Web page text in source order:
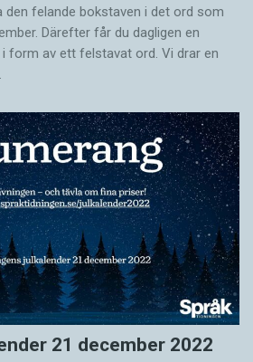
den felande bokstaven i det ord som
Därefter får du dagligen en
form av ett felstavat ord. Vi drar en
21 december 2022